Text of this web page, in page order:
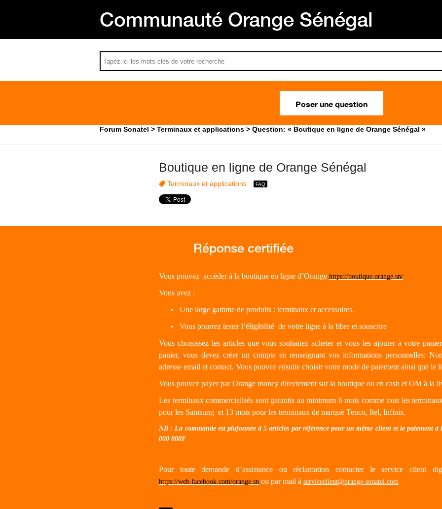
Communauté Orange Sénégal
Poser une question
Forum Sonatel Terminaux et applications Question: « Boutique en ligne de Orange Sénégal »
Boutique en ligne de Orange Sénégal
Terminaux et applications
Vous pouvez accéder à la boutique en ligne d’Orange https://boutique.orange.sn/
Vous avez :
•
Une large gamme de produits : terminaux et accessoires.
•
Vous pourrez tester l’éligibilité de votre ligne à la fibre et souscrire
Vous choisissez les articles que vous souhaitez acheter et vous les ajouter à votre
panier, vous devez créer un compte en renseignant vos informations personnelles:
adresse email et contact. Vous pouvez ensuite choisir votre mode de paiement ainsi que le
Vous pouvez payer par Orange money directement sur la boutique ou en cash et OM à la
Les terminaux commercialisés sont garantis au minimum 6 mois comme tous les
pour les Samsung et 13 mois pour les terminaux de marque Tenco, Itel, Infinix.
NB : La commande est plafonnée à 5 articles par référence pour un même client et le paiement
000 000F
Pour toute demande d’assistance ou réclamation contacter le service client
https://web.facebook.com/orange.sn ou par mail à serviceclient@orange-sonatel.com